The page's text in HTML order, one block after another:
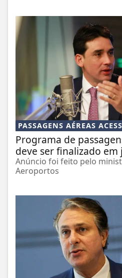
PASSAGENS AÉREAS
Programa de
deve ser finalizado em
Anúncio foi feito pelo
Aeroportos